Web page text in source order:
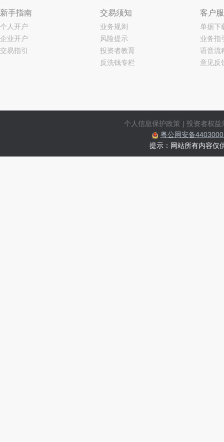
新手指南
个人开户
企业开户
交易指引
交易须知
业务规则
风险提示
投资者教育
反洗钱专栏
客户
单据下
业务指
语音流
意见反
个人信息保护政策 | 投资者权益
粤公网安备
提示：网站所有内容仅